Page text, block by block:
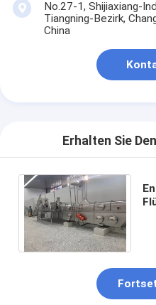
No.27-1, Shijiaxiang-
Tiangning-Bezirk,
China
Erhalten Sie